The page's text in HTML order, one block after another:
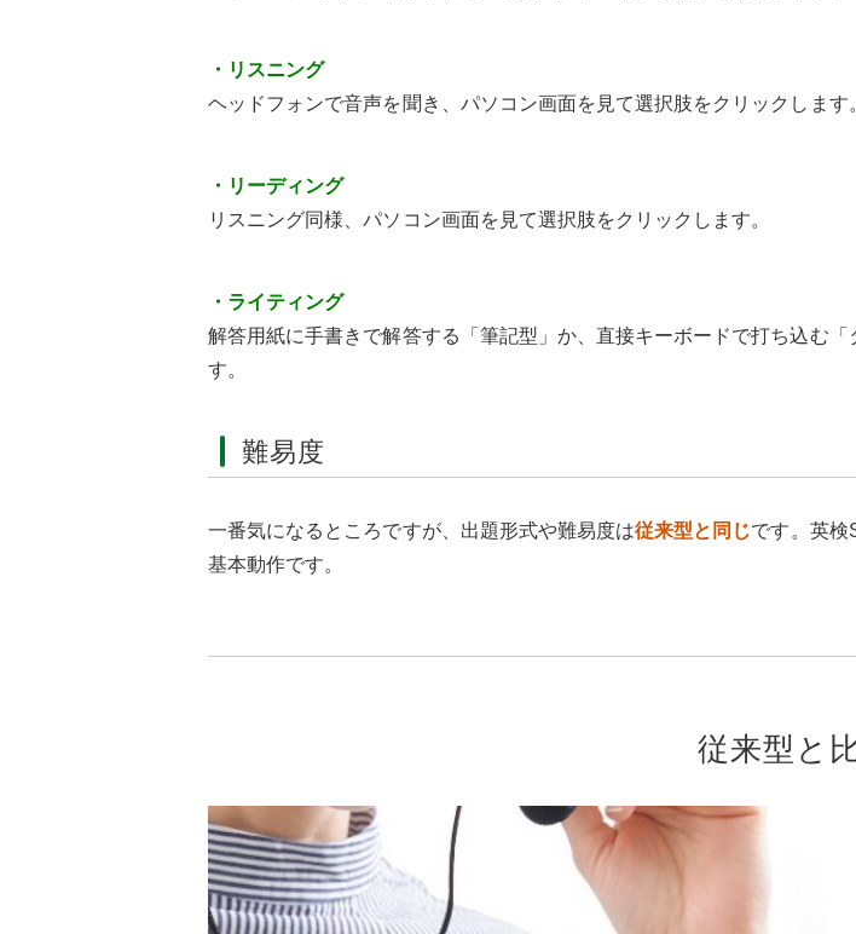
・リスニング
ヘッドフォンで音声を聞き、パソコン画面を見て選択肢をクリックします
・リーディング
リスニング同様、パソコン画面を見て選択肢をクリックします。
・ライティング
解答用紙に手書きで解答する「筆記型」か、直接キーボードで打ち込む
す。
難易度
一番気になるところですが、出題形式や難易度は従来型と同じです。英検
基本動作です。
従来型と